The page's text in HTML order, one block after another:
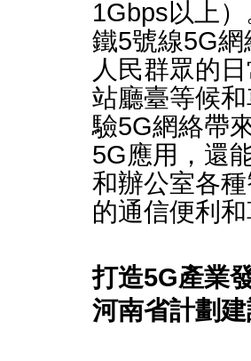
1Gbps以上
鐵5號線5G
人民群眾的
站廳臺等候
驗5G網絡帶
5G應用，還
和辦公室各
的通信便利
打造5G產業
河南省計劃